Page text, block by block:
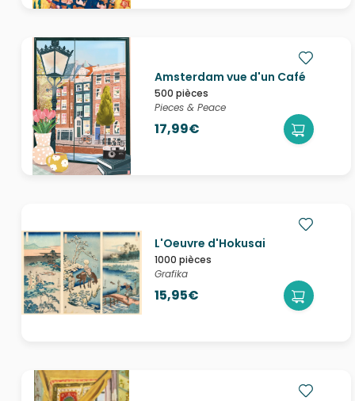
Amsterdam vue d'un Café
500 pièces
Pieces & Peace
17,99€
L'Oeuvre d'Hokusai
1000 pièces
Grafika
15,95€